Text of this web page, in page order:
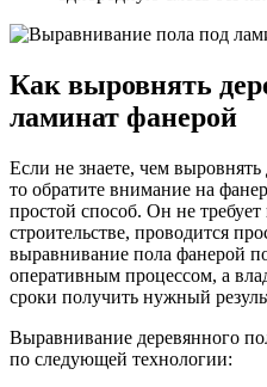
Как выровнять
ламинат фанерой
Если не знаете, чем
то обратите внимание на
простой способ. Он не
строительстве, проводится
выравнивание пола фанерой
оперативным процессом, а
сроки получить нужный
Выравнивание деревянного
по следующей технологии: